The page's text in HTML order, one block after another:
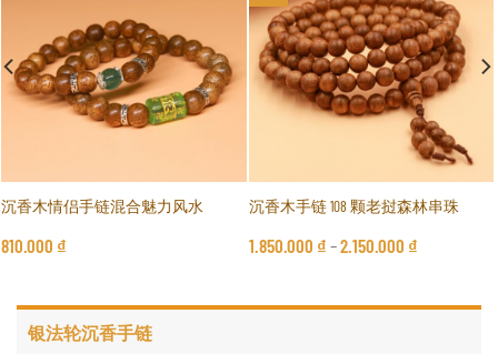
沉香木情侣手链混合魅力风水
810.000 ₫
沉香木手链 108 颗老挝森林串珠
1.850.000 ₫ –2.150.000 ₫
银法轮沉香手链